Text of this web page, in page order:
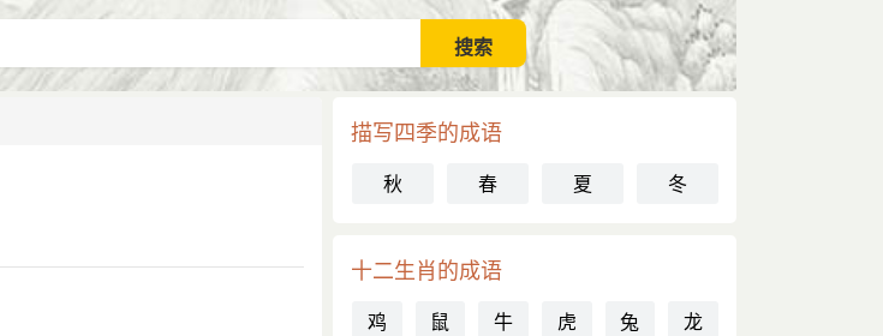
描写四季的成语
秋 春 夏 冬
十二生肖的成语
鸡 鼠 牛 虎 兔
龙